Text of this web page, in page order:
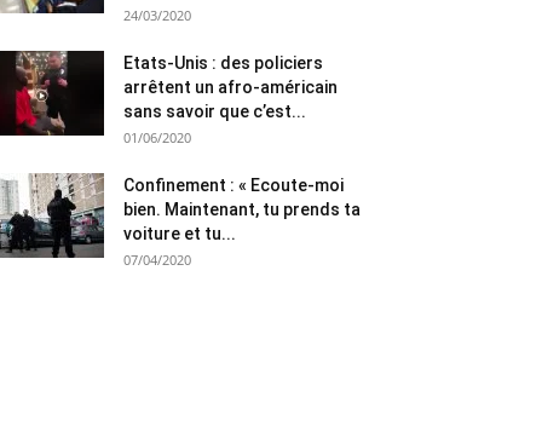
24/03/2020
Etats-Unis : des policiers
arrêtent un afro-américain
sans savoir que c’est...
01/06/2020
Confinement : « Ecoute-moi
bien. Maintenant, tu prends ta
voiture et tu...
07/04/2020